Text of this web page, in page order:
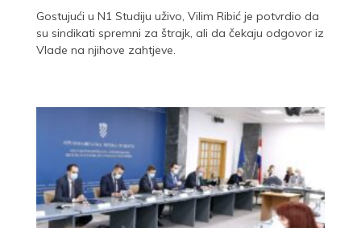
Gostujući u N1 Studiju uživo, Vilim Ribić je potvrdio da
su sindikati spremni za štrajk, ali da čekaju odgovor iz
Vlade na njihove zahtjeve.